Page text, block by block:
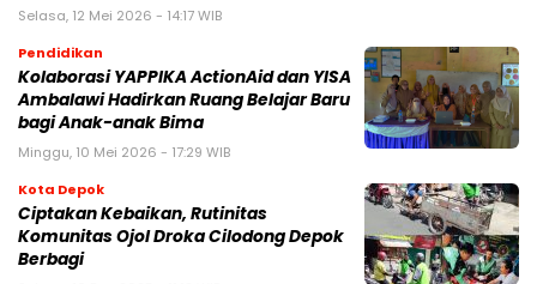
Selasa, 12 Mei 2026 - 14:17 WIB
Pendidikan
Kolaborasi YAPPIKA ActionAid dan YISA
Ambalawi Hadirkan Ruang Belajar Baru
bagi Anak-anak Bima
Minggu, 10 Mei 2026 - 17:29 WIB
Kota Depok
Ciptakan Kebaikan, Rutinitas
Komunitas Ojol Droka Cilodong Depok
Berbagi